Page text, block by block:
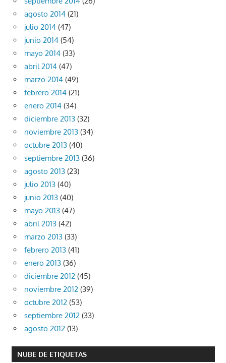
agosto 2014 (21)
julio 2014 (47)
junio 2014 (54)
mayo 2014 (33)
abril 2014 (47)
marzo 2014 (49)
febrero 2014 (21)
enero 2014 (34)
diciembre 2013 (32)
noviembre 2013 (34)
octubre 2013 (40)
septiembre 2013 (36)
agosto 2013 (23)
julio 2013 (40)
junio 2013 (40)
mayo 2013 (47)
abril 2013 (42)
marzo 2013 (33)
febrero 2013 (41)
enero 2013 (36)
diciembre 2012 (45)
noviembre 2012 (39)
octubre 2012 (53)
septiembre 2012 (33)
agosto 2012 (13)
NUBE DE ETIQUETAS